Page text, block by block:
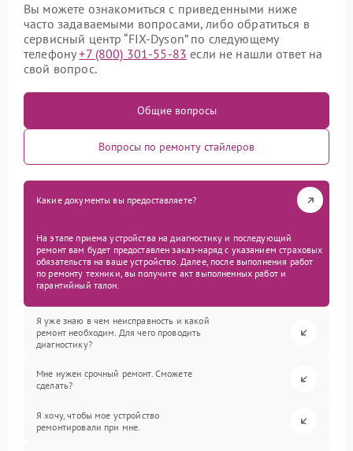
Вы можете ознакомиться с приведенными ниже
часто задаваемыми вопросами, либо обратиться в
сервисный центр “FIX-Dyson” по следующему
телефону+7 (800) 301-55-83 если не нашли ответ на
свой вопрос.
Общие вопросы
Вопросы по ремонту стайлеров
Какие документы вы предоставляете?
На этапе приема устройства на диагностику и последующий
ремонт вам будет предоставлен заказ-наряд с указанием страховых
обязательств на ваше устройство. Далее, после выполнения работ
по ремонту техники, вы получите акт выполненных работ и
гарантийный талон.
Я уже знаю в чем неисправность и какой
ремонт необходим. Для чего проводить
диагностику?
Мне нужен срочный ремонт. Сможете
сделать?
Я хочу, чтобы мое устройство
ремонтировали при мне.